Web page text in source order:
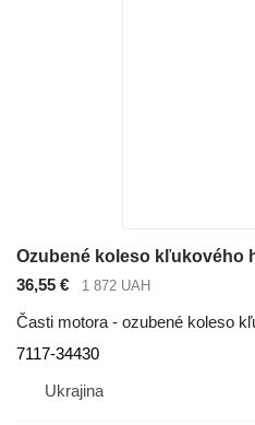
36,55 € 1 872 UAH
Časti motora - ozubené koleso
7117-34430
Ukrajina